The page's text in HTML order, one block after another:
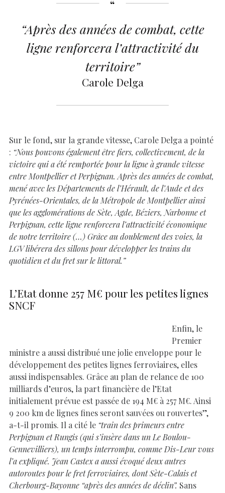
“Après des années de combat, cette
ligne renforcera l’attractivité du
territoire”
Carole Delga
Sur le fond, sur la grande vitesse, Carole Delga a pointé
: “Nous pouvons également être fiers, collectivement, de la
victoire qui a été remportée pour la ligne à grande vitesse
entre Montpellier et Perpignan. Après des années de combat,
mené avec les Départements de l’Hérault, de l’Aude et des
Pyrénées-Orientales, de la Métropole de Montpellier ainsi
que les agglomérations de Sète, Agde, Béziers, Narbonne et
Perpignan, cette ligne renforcera l’attractivité économique
de notre territoire (…) Grâce au doublement des voies, la
LGV libérera des sillons pour développer les trains du
quotidien et du fret sur le littoral.”
L’Etat donne 257 M€ pour les petites lignes
SNCF
Enfin, le
Premier
ministre a aussi distribué une jolie enveloppe pour le
développement des petites lignes ferroviaires, elles
aussi indispensables. Grâce au plan de relance de 100
milliards d’euros, la part financière de l’Etat
initialement prévue est passée de 194 M€ à 257 M€. Ainsi
9 200 km de lignes fines seront sauvées ou rouvertes”,
a-t-il promis. Il a cité le “train des primeurs entre
Perpignan et Rungis (qui s’insère dans un Le Boulou-
Gennevilliers), un temps interrompu, comme Dis-Leur vous
l’a expliqué. Jean Castex a aussi évoqué deux autres
autoroutes pour le fret ferroviaires, dont Sète-Calais et
Cherbourg-Bayonne “après des années de déclin”. Sans